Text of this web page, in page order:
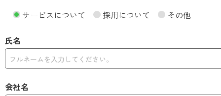
サービスについて 採用について その他
氏名
会社名